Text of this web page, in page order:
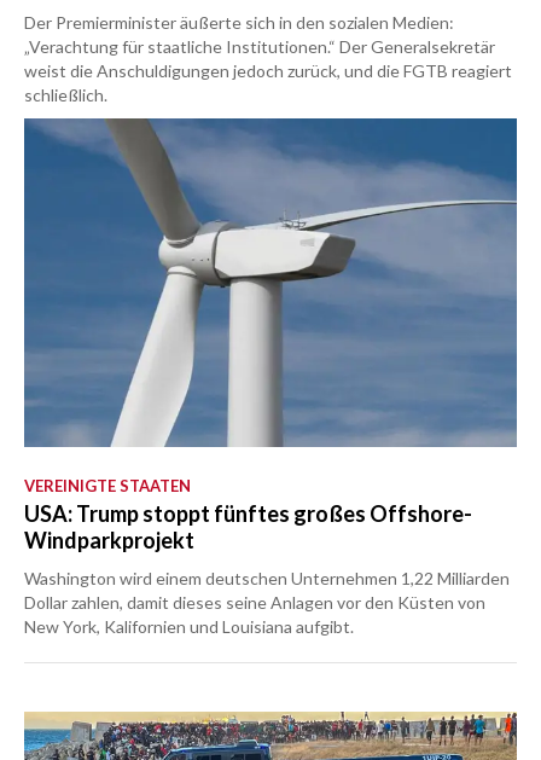
Der Premierminister äußerte sich in den sozialen Medien:
„Verachtung für staatliche Institutionen.“ Der Generalsekretär
weist die Anschuldigungen jedoch zurück, und die FGTB reagiert
schließlich.
VEREINIGTE STAATEN
USA: Trump stoppt fünftes großes Offshore-
Windparkprojekt
Washington wird einem deutschen Unternehmen 1,22 Milliarden
Dollar zahlen, damit dieses seine Anlagen vor den Küsten von
New York, Kalifornien und Louisiana aufgibt.